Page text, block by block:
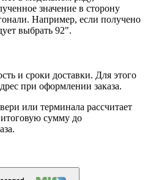
значение в сторону
Например, если получено
выбрать 92".
и сроки доставки. Для этого
при оформлении заказа.
или терминала рассчитает
сумму до